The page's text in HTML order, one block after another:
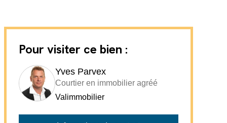
Pour visiter ce bien :
Yves Parvex
Courtier en immobilier agréé
Valimmobilier